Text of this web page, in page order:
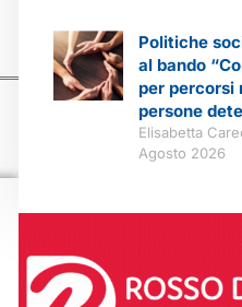
Politiche
al bando
per percorsi
persone
Elisabetta
Agosto 2026